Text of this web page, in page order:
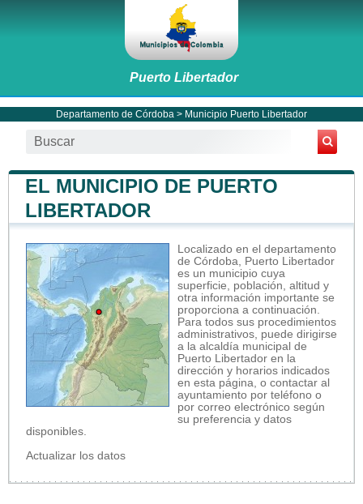
Puerto Libertador
Departamento de Córdoba > Municipio Puerto Libertador
EL MUNICIPIO DE PUERTO
LIBERTADOR
Localizado en el departamento
de Córdoba, Puerto Libertador
es un municipio cuya
superficie, población, altitud y
otra información importante se
proporciona a continuación.
Para todos sus procedimientos
administrativos, puede dirigirse
a la alcaldía municipal de
Puerto Libertador en la
dirección y horarios indicados
en esta página, o contactar al
ayuntamiento por teléfono o
por correo electrónico según
su preferencia y datos
disponibles.
Actualizar los datos